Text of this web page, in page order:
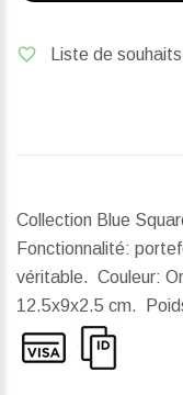
Liste de souhaits
Collection Blue
Fonctionnalité:
véritable. Couleur:
12.5x9x2.5 cm.